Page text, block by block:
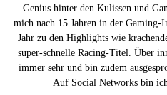
Genius hinter den Kulissen und
mich nach 15 Jahren in der Gaming-
Jahr zu den Highlights wie
super-schnelle Racing-Titel. Über
immer sehr und bin zudem
Auf Social Networks bin